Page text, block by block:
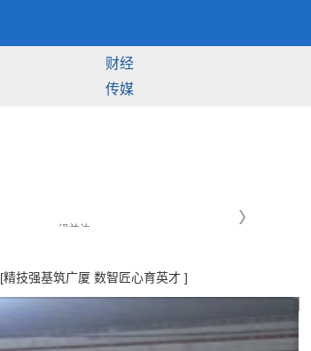
财经
传媒
[精技强基筑广厦 数智匠心育英才 ]